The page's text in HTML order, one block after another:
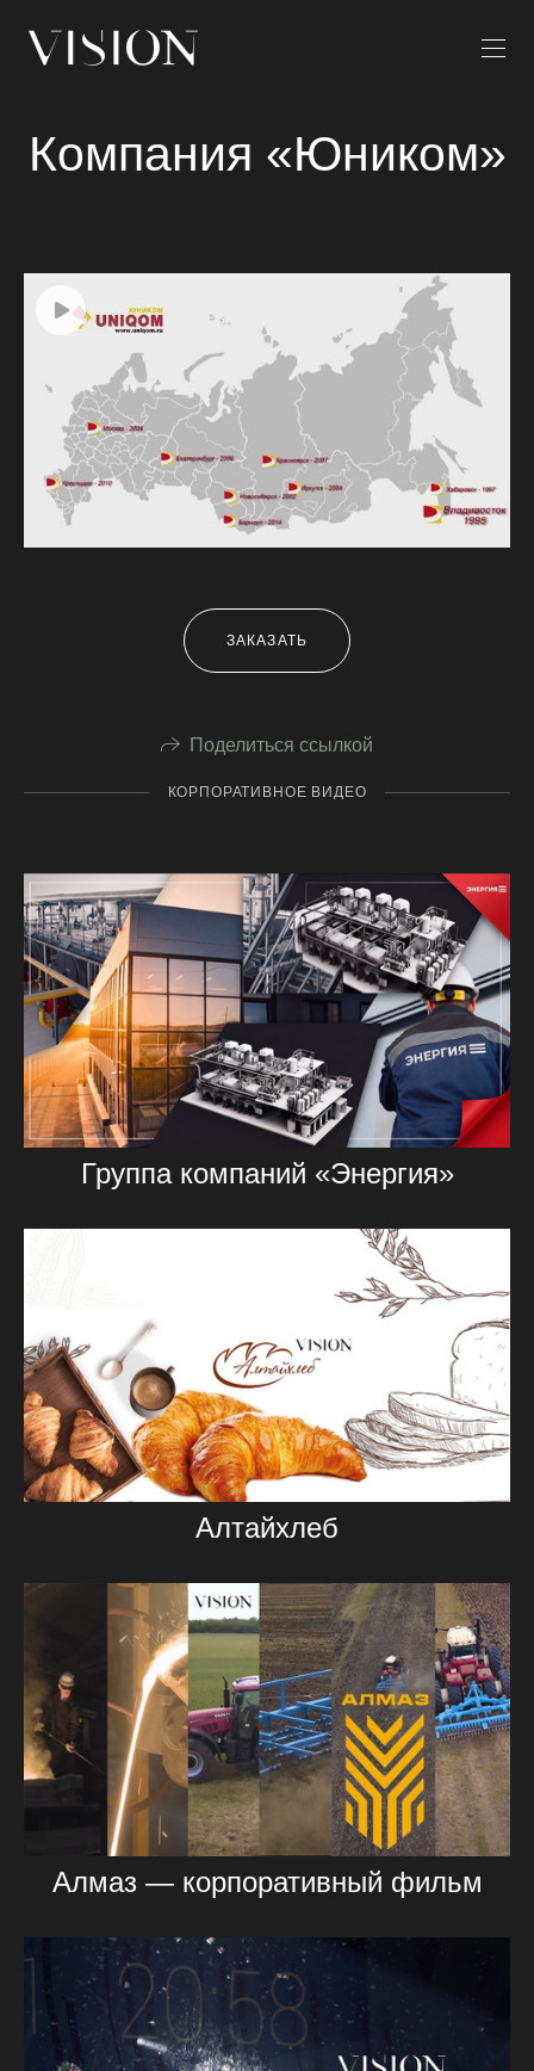
Компания «Юником»
ЗАКАЗАТЬ
Поделиться ссылкой
КОРПОРАТИВНОЕ ВИДЕО
Группа компаний «Энергия»
Алтайхлеб
Алмаз — корпоративный фильм